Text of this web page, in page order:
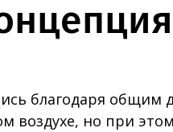
благодаря общим
воздухе, но при